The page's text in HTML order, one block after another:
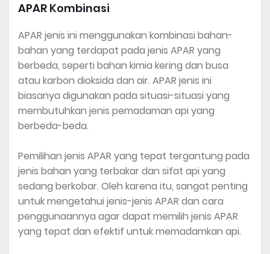
APAR Kombinasi
APAR jenis ini menggunakan kombinasi bahan-
bahan yang terdapat pada jenis APAR yang
berbeda, seperti bahan kimia kering dan busa
atau karbon dioksida dan air. APAR jenis ini
biasanya digunakan pada situasi-situasi yang
membutuhkan jenis pemadaman api yang
berbeda-beda.
Pemilihan jenis APAR yang tepat tergantung pada
jenis bahan yang terbakar dan sifat api yang
sedang berkobar. Oleh karena itu, sangat penting
untuk mengetahui jenis-jenis APAR dan cara
penggunaannya agar dapat memilih jenis APAR
yang tepat dan efektif untuk memadamkan api.